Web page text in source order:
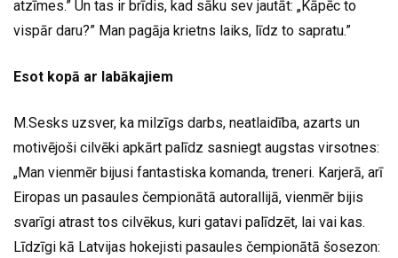
atzīmes.” Un tas ir brīdis, kad sāku sev jautāt: „Kāpēc to
vispār daru?” Man pagāja krietns laiks, līdz to sapratu.”
Esot kopā ar labākajiem
M.Sesks uzsver, ka milzīgs darbs, neatlaidība, azarts un
motivējoši cilvēki apkārt palīdz sasniegt augstas virsotnes:
„Man vienmēr bijusi fantastiska komanda, treneri. Karjerā, arī
Eiropas un pasaules čempionātā autorallijā, vienmēr bijis
svarīgi atrast tos cilvēkus, kuri gatavi palīdzēt, lai vai kas.
Līdzīgi kā Latvijas hokejisti pasaules čempionātā šosezon: